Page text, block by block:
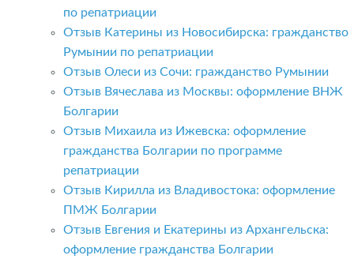
по репатриации
Отзыв Катерины из Новосибирска: гражданство
Румынии по репатриации
Отзыв Олеси из Сочи: гражданство Румынии
Отзыв Вячеслава из Москвы: оформление ВНЖ
Болгарии
Отзыв Михаила из Ижевска: оформление
гражданства Болгарии по программе
репатриации
Отзыв Кирилла из Владивостока: оформление
ПМЖ Болгарии
Отзыв Евгения и Екатерины из Архангельска:
оформление гражданства Болгарии